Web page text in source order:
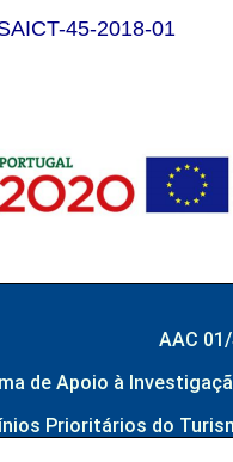
45-2018-01
AAC
de Apoio à
Prioritários do